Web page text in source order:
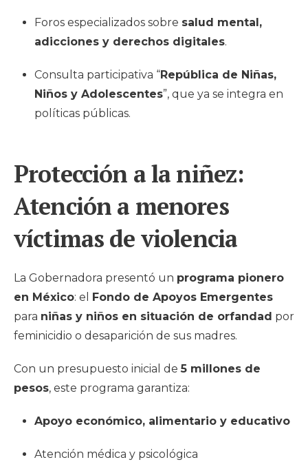
Foros especializados sobre salud mental,
adicciones y derechos digitales.
Consulta participativa “República de Niñas,
Niños y Adolescentes”, que ya se integra en
políticas públicas.
Protección a la niñez:
Atención a menores
víctimas de violencia
La Gobernadora presentó un programa pionero
en México: el Fondo de Apoyos Emergentes
para niñas y niños en situación de orfandad por
feminicidio o desaparición de sus madres.
Con un presupuesto inicial de5 millones de
pesos, este programa garantiza:
Apoyo económico, alimentario y educativo
Atención médica y psicológica